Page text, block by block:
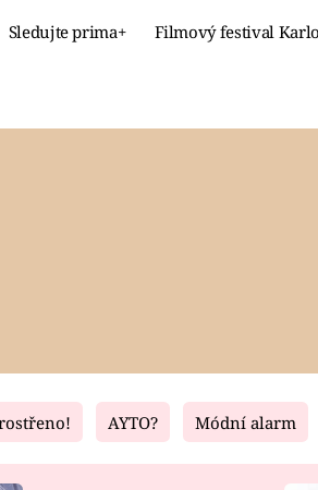
Sledujte prima+ Filmový festival
Living
AYTO? Módní alarm